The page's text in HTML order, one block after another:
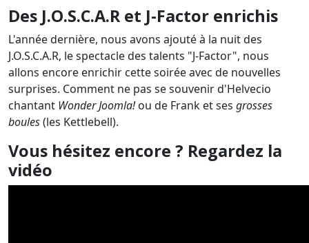
Des J.O.S.C.A.R et J-Factor enrichis
L'année dernière, nous avons ajouté à la nuit des
J.O.S.C.A.R, le spectacle des talents "J-Factor", nous
allons encore enrichir cette soirée avec de nouvelles
surprises. Comment ne pas se souvenir d'Helvecio
chantant Wonder Joomla!ou de Frank et ses grosses
boules(les Kettlebell).
Vous hésitez encore ? Regardez la
vidéo